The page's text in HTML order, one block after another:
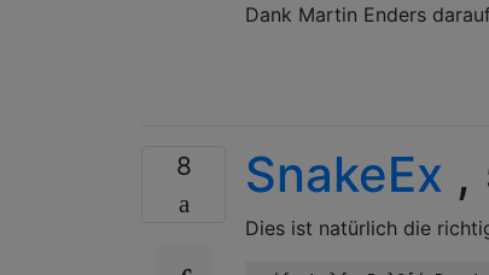
Dank Martin Enders
8 SnakeEx ,
Dies ist natürlich die